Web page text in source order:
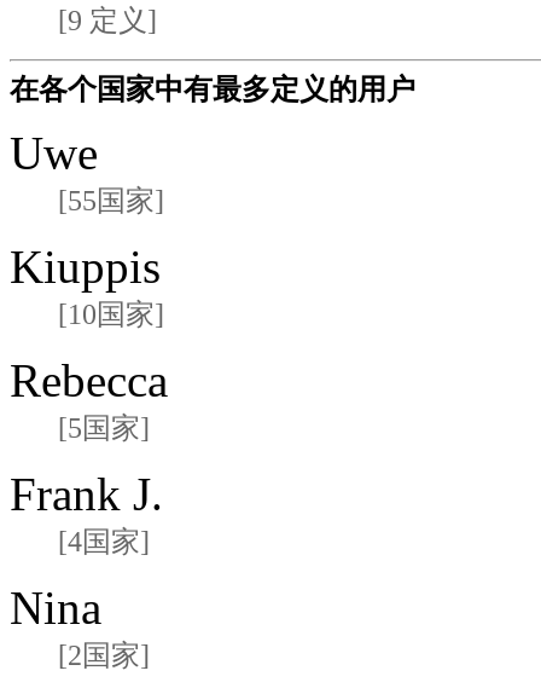
[9 定义]
在各个国家中有最多定义的用户
Uwe
[55国家]
Kiuppis
[10国家]
Rebecca
[5国家]
Frank J.
[4国家]
Nina
[2国家]